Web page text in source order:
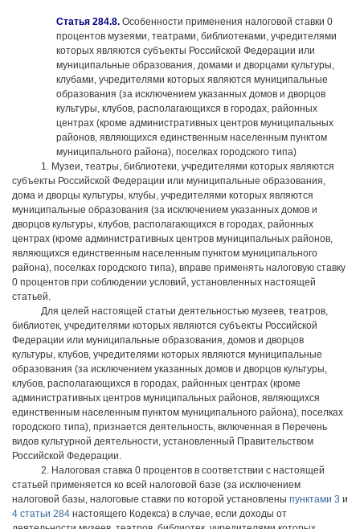
Статья 284.8. Особенности применения налоговой ставки 0
процентов музеями, театрами, библиотеками, учредителями
которых являются субъекты Российской Федерации или
муниципальные образования, домами и дворцами культуры,
клубами, учредителями которых являются муниципальные
образования (за исключением указанных домов и дворцов
культуры, клубов, располагающихся в городах, районных
центрах (кроме административных центров муниципальных
районов, являющихся единственным населенным пунктом
муниципального района), поселках городского типа)
1. Музеи, театры, библиотеки, учредителями которых являются
субъекты Российской Федерации или муниципальные образования,
дома и дворцы культуры, клубы, учредителями которых являются
муниципальные образования (за исключением указанных домов и
дворцов культуры, клубов, располагающихся в городах, районных
центрах (кроме административных центров муниципальных районов,
являющихся единственным населенным пунктом муниципального
района), поселках городского типа), вправе применять налоговую ставку
0 процентов при соблюдении условий, установленных настоящей
статьей.
Для целей настоящей статьи деятельностью музеев, театров,
библиотек, учредителями которых являются субъекты Российской
Федерации или муниципальные образования, домов и дворцов
культуры, клубов, учредителями которых являются муниципальные
образования (за исключением указанных домов и дворцов культуры,
клубов, располагающихся в городах, районных центрах (кроме
административных центров муниципальных районов, являющихся
единственным населенным пунктом муниципального района), поселках
городского типа), признается деятельность, включенная в Перечень
видов культурной деятельности, установленный Правительством
Российской Федерации.
2. Налоговая ставка 0 процентов в соответствии с настоящей
статьей применяется ко всей налоговой базе (за исключением
налоговой базы, налоговые ставки по которой установлены пунктами 3 и
4 статьи 284 настоящего Кодекса) в случае, если доходы от